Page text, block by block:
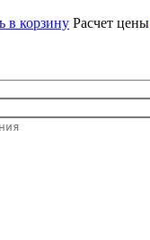
в корзину Расчет цены